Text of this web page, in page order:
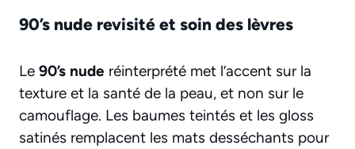
90’s nude revisité et soin des lèvres
Le 90’s nude réinterprété met l’accent sur la
texture et la santé de la peau, et non sur le
camouflage. Les baumes teintés et les gloss
satinés remplacent les mats desséchants pour